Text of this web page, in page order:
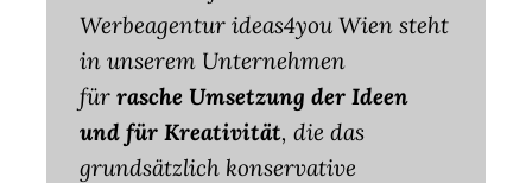
Werbeagentur ideas4you Wien steht
in unserem Unternehmen
für rasche Umsetzung der Ideen
und für Kreativität, die das
grundsätzlich konservative